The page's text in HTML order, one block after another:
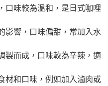
口味較為溫和，是日式咖哩
影響，口味偏甜，常加入水
製而成，口味較為辛辣，適
材和口味，例如加入滷肉或